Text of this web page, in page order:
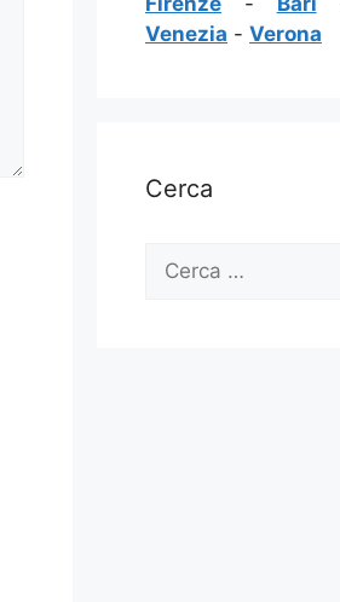
Venezia - Verona
Cerca
Ricerca